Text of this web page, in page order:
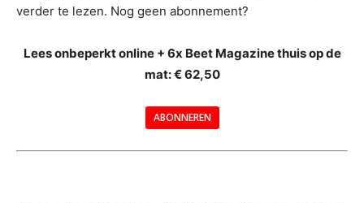
verder te lezen. Nog geen abonnement?
Lees onbeperkt online + 6x Beet Magazine thuis op de
mat: € 62,50
ABONNEREN